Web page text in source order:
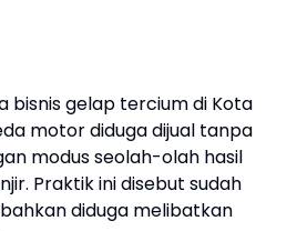
bisnis gelap tercium di Kota
motor diduga dijual tanpa
modus seolah-olah hasil
Praktik ini disebut sudah
diduga melibatkan